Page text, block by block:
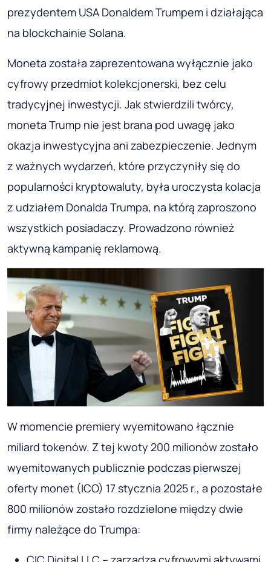
prezydentem USA Donaldem Trumpem i działająca
na blockchainie Solana.
Moneta została zaprezentowana wyłącznie jako
cyfrowy przedmiot kolekcjonerski, bez celu
tradycyjnej inwestycji. Jak stwierdzili twórcy,
moneta Trump nie jest brana pod uwagę jako
okazja inwestycyjna ani zabezpieczenie. Jednym
z ważnych wydarzeń, które przyczyniły się do
popularności kryptowaluty, była uroczysta kolacja
z udziałem Donalda Trumpa, na którą zaproszono
wszystkich posiadaczy. Prowadzono również
aktywną kampanię reklamową.
W momencie premiery wyemitowano łącznie
miliard tokenów. Z tej kwoty 200 milionów zostało
wyemitowanych publicznie podczas pierwszej
oferty monet (ICO) 17 stycznia 2025 r., a pozostałe
800 milionów zostało rozdzielone między dwie
firmy należące do Trumpa: